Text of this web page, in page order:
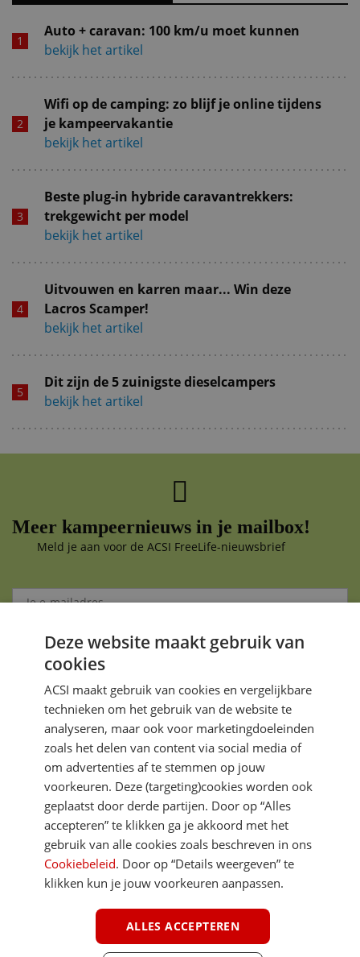
Auto + caravan: 100 km/u moet kunnen
bekijk het artikel
Wifi op de camping: zo blijf je online tijdens
je kampeervakantie
bekijk het artikel
Beste plug-in hybride caravantrekkers:
trekgewicht per model
bekijk het artikel
Uitvouwen en karren maar... Win deze
Lacros Scamper!
bekijk het artikel
Dit zijn de 5 zuinigste dieselcampers
bekijk het artikel
Meer kampeernieuws in je mailbox!
Meld je aan voor de ACSI FreeLife-nieuwsbrief
Aanmelden
Je gegevens zijn veilig en worden niet gedeeld met anderen
DIRECT NAAR
MEER ACSI FREELIFE
Deze website maakt gebruik van
cookies
ACSI maakt gebruik van cookies en vergelijkbare
technieken om het gebruik van de website te
analyseren, maar ook voor marketingdoeleinden
zoals het delen van content via social media of
om advertenties af te stemmen op jouw
voorkeuren. Deze (targeting)cookies worden ook
geplaatst door derde partijen. Door op “Alles
accepteren” te klikken ga je akkoord met het
gebruik van alle cookies zoals beschreven in ons
Cookiebeleid. Door op “Details weergeven” te
klikken kun je jouw voorkeuren aanpassen.
ALLES ACCEPTEREN